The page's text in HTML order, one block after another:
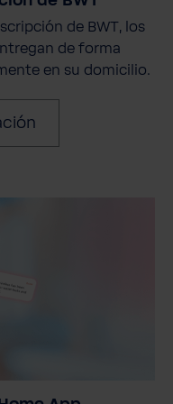
de BWT, los
de forma
en su domicilio.